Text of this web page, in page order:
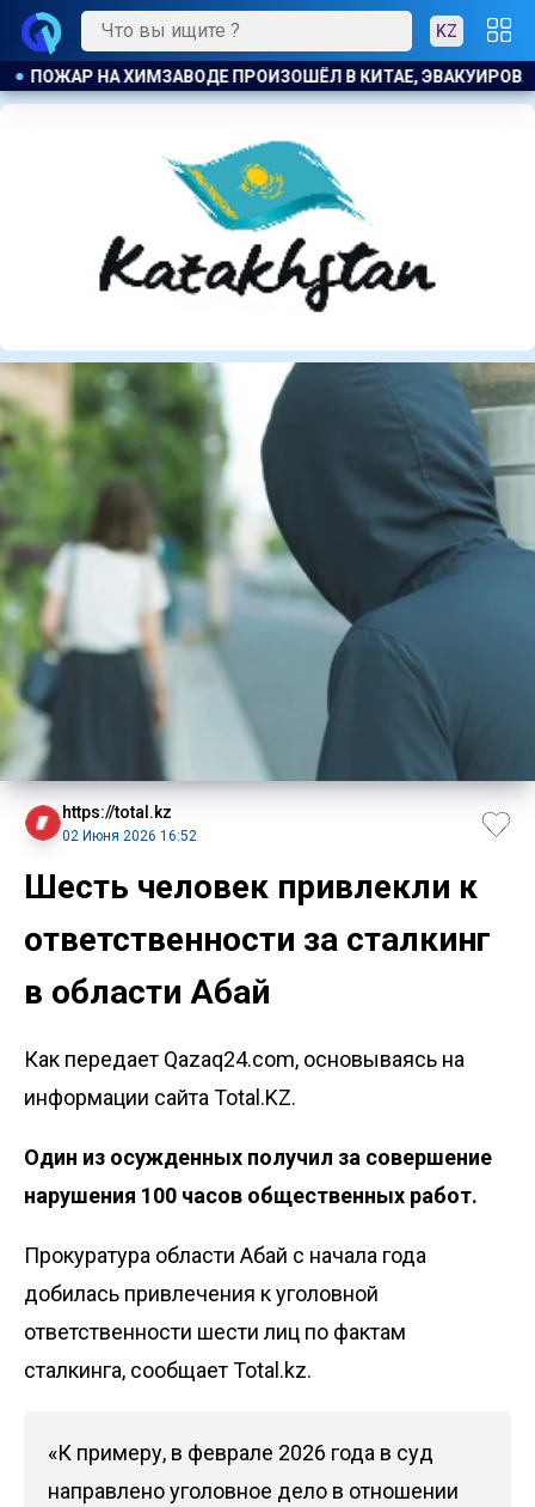
KZ
БОЛЕЕ 1200 ЧЕЛОВЕК КОСТАНАЕЦ
https://total.kz
02 Июня 2026 16:52
Шесть человек привлекли к
ответственности за сталкинг
в области Абай
Как передает Qazaq24.com, основываясь на
информации сайта Total.KZ.
Один из осужденных получил за совершение
нарушения 100 часов общественных работ.
Прокуратура области Абай с начала года
добилась привлечения к уголовной
ответственности шести лиц по фактам
сталкинга, сообщает Total.kz.
«К примеру, в феврале 2026 года в суд
направлено уголовное дело в отношении